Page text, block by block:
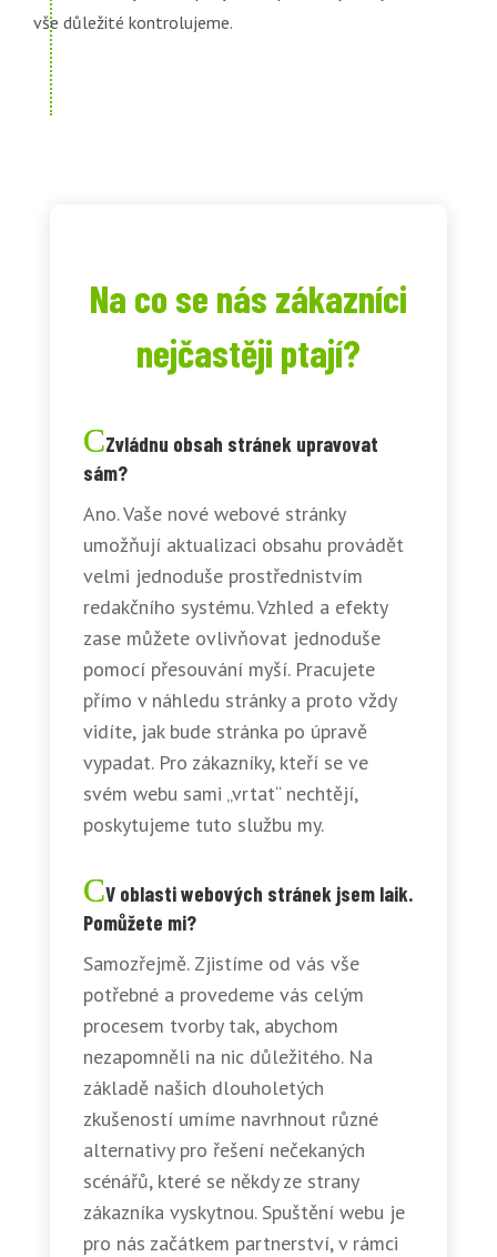
vše důležité kontrolujeme.
Na co se nás zákazníci
nejčastěji ptají?
Zvládnu obsah stránek upravovat
sám?
Ano. Vaše nové webové stránky
umožňují aktualizaci obsahu provádět
velmi jednoduše prostřednistvím
redakčního systému. Vzhled a efekty
zase můžete ovlivňovat jednoduše
pomocí přesouvání myší. Pracujete
přímo v náhledu stránky a proto vždy
vidíte, jak bude stránka po úpravě
vypadat. Pro zákazníky, kteří se ve
svém webu sami „vrtat“ nechtějí,
poskytujeme tuto službu my.
V oblasti webových stránek jsem laik.
Pomůžete mi?
Samozřejmě. Zjistíme od vás vše
potřebné a provedeme vás celým
procesem tvorby tak, abychom
nezapomněli na nic důležitého. Na
základě našich dlouholetých
zkušeností umíme navrhnout různé
alternativy pro řešení nečekaných
scénářů, které se někdy ze strany
zákazníka vyskytnou. Spuštění webu je
pro nás začátkem partnerství, v rámci